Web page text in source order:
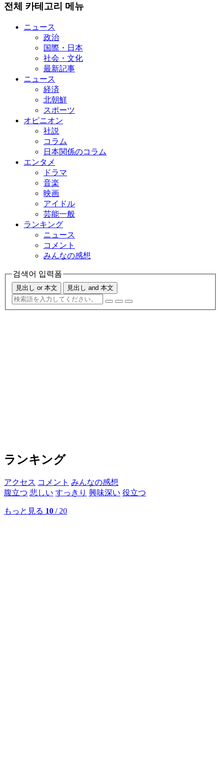
전체 카테고리 메뉴
ニュース
政治
国際・日本
社会・文化
最新記事
ニュース
経済
北朝鮮
スポーツ
オピニオン
社説
コラム
日本関係のコラム
エンタメ
ドラマ
音楽
映画
アイドル
芸能一般
ランキング
ニュース
コメント
みんなの感想
검색어 입력폼
見出し or 本文 見出し and 本文
ランキング
アクセス コメント みんなの感想
腹立つ 悲しい すっきり 興味深い 役立つ
もっと見る 10 / 20